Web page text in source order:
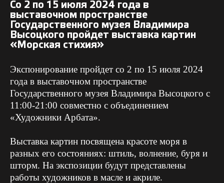
Со 2 по 15 июля 2024 года в
выставочном пространстве
Государственного музея Владимира
Высоцкого пройдет выставка картин
«Морская стихия»
Экспонирование пройдет со 2 по 15 июля 2024
года в выставочном пространстве
Государственного музея Владимира Высоцкого c
11:00-21:00 совместно с объединением
«Художники Арбата».
Выставка картин посвящена красоте моря в
разных его состояниях: штиль, волнение, буря и
шторм. На экспозиции будут представлены
работы художников в масле и акриле.